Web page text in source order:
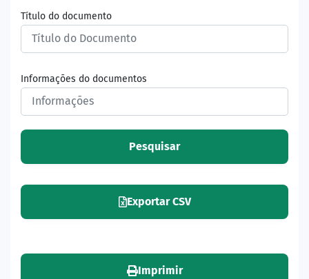
Título do documento
Informações do documentos
Pesquisar
Exportar CSV
Imprimir